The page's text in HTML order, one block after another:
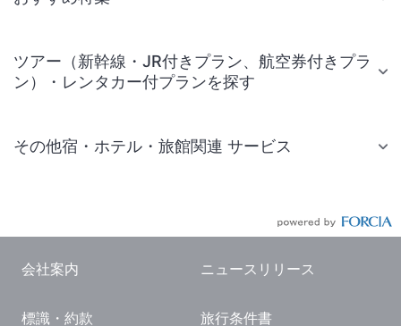
ツアー（新幹線・JR付きプラン、航空券付きプラ
ン）・レンタカー付プランを探す
その他宿・ホテル・旅館関連 サービス
会社案内 ニュースリリース
標識・約款 旅行条件書